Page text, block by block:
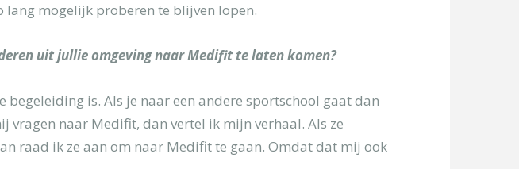
lang mogelijk proberen te blijven lopen.
uit jullie omgeving naar Medifit te laten komen?
is. Als je naar een andere sportschool gaat dan
vragen naar Medifit, dan vertel ik mijn verhaal. Als ze
raad ik ze aan om naar Medifit te gaan. Omdat dat mij ook